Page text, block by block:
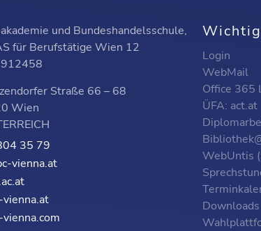
und Bundeshandelsschule,
für Berufstätige Wien 12
912458
Straße 66 – 68
Wien
35 79
vienna.at
Login
WebMail
Office 365
ÜFA: act.at
WebUntis
Downloads